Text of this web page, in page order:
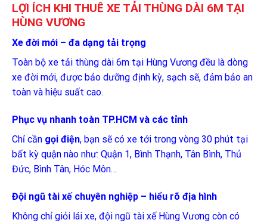
LỢI ÍCH KHI THUÊ XE TẢI THÙNG DÀI 6M TẠI
HÙNG VƯƠNG
Xe đời mới – đa dạng tải trọng
Toàn bộ xe tải thùng dài 6m tại Hùng Vương đều là dòng
xe đời mới, được bảo dưỡng định kỳ, sạch sẽ, đảm bảo an
toàn và hiệu suất cao.
Phục vụ nhanh toàn TP.HCM và các tỉnh
Chỉ cần gọi điện, bạn sẽ có xe tới trong vòng 30 phút tại
bất kỳ quận nào như: Quận 1, Bình Thạnh, Tân Bình, Thủ
Đức, Bình Tân, Hóc Môn…
Đội ngũ tài xế chuyên nghiệp – hiểu rõ địa hình
Không chỉ giỏi lái xe, đội ngũ tài xế Hùng Vương còn có